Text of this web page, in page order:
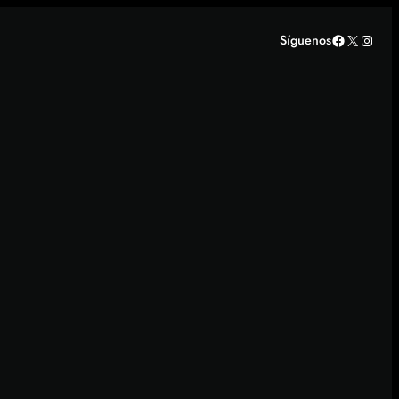
SíguenosFacebook
X